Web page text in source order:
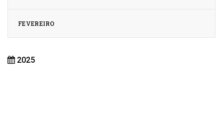
FEVEREIRO
2025